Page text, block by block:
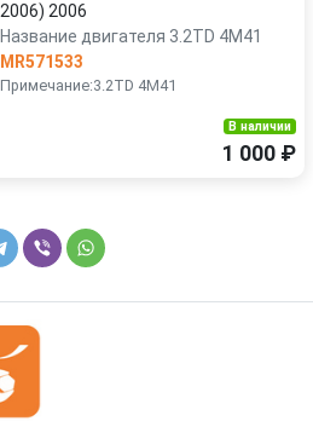
2006) 2006
Название двигателя 3.2TD 4M41
MR571533
Примечание:3.2TD 4M41
В наличии
1 000 ₽